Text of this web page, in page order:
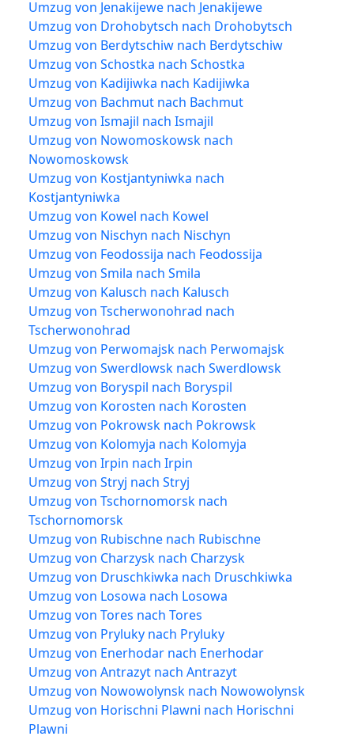
Umzug von Jenakijewe nach Jenakijewe
Umzug von Drohobytsch nach Drohobytsch
Umzug von Berdytschiw nach Berdytschiw
Umzug von Schostka nach Schostka
Umzug von Kadijiwka nach Kadijiwka
Umzug von Bachmut nach Bachmut
Umzug von Ismajil nach Ismajil
Umzug von Nowomoskowsk nach
Nowomoskowsk
Umzug von Kostjantyniwka nach
Kostjantyniwka
Umzug von Kowel nach Kowel
Umzug von Nischyn nach Nischyn
Umzug von Feodossija nach Feodossija
Umzug von Smila nach Smila
Umzug von Kalusch nach Kalusch
Umzug von Tscherwonohrad nach
Tscherwonohrad
Umzug von Perwomajsk nach Perwomajsk
Umzug von Swerdlowsk nach Swerdlowsk
Umzug von Boryspil nach Boryspil
Umzug von Korosten nach Korosten
Umzug von Pokrowsk nach Pokrowsk
Umzug von Kolomyja nach Kolomyja
Umzug von Irpin nach Irpin
Umzug von Stryj nach Stryj
Umzug von Tschornomorsk nach
Tschornomorsk
Umzug von Rubischne nach Rubischne
Umzug von Charzysk nach Charzysk
Umzug von Druschkiwka nach Druschkiwka
Umzug von Losowa nach Losowa
Umzug von Tores nach Tores
Umzug von Pryluky nach Pryluky
Umzug von Enerhodar nach Enerhodar
Umzug von Antrazyt nach Antrazyt
Umzug von Nowowolynsk nach Nowowolynsk
Umzug von Horischni Plawni nach Horischni
Plawni